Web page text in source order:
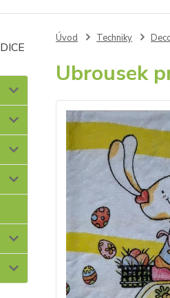
Úvod Techniky
Ubrousek